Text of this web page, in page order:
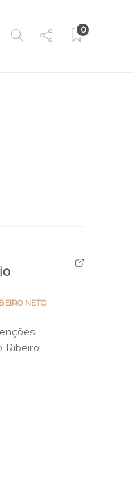
0
NETO
Ribeiro